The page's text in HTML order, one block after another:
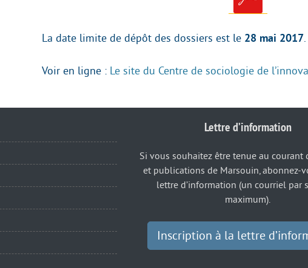
La date limite de dépôt des dossiers est le 28 mai 2017.
Voir en ligne : Le site du Centre de sociologie de
Lettre d’information
Si vous souhaitez être tenue au courant
et publications de Marsouin, abonnez-
lettre d’information (un courriel par
maximum).
Inscription à la lettre